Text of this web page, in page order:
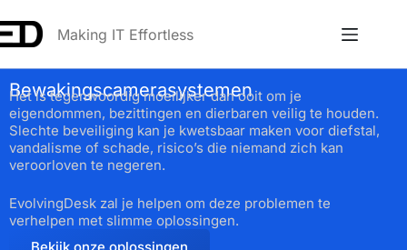
Making IT Effortless
Bewakingscamerasystemen
Het is tegenwoordig moeilijker dan ooit om je
eigendommen, bezittingen en dierbaren veilig te houden.
Slechte beveiliging kan je kwetsbaar maken voor diefstal,
vandalisme of schade, risico’s die niemand zich kan
veroorloven te negeren.
EvolvingDesk zal je helpen om deze problemen te
verhelpen met slimme oplossingen.
Bekijk onze oplossingen